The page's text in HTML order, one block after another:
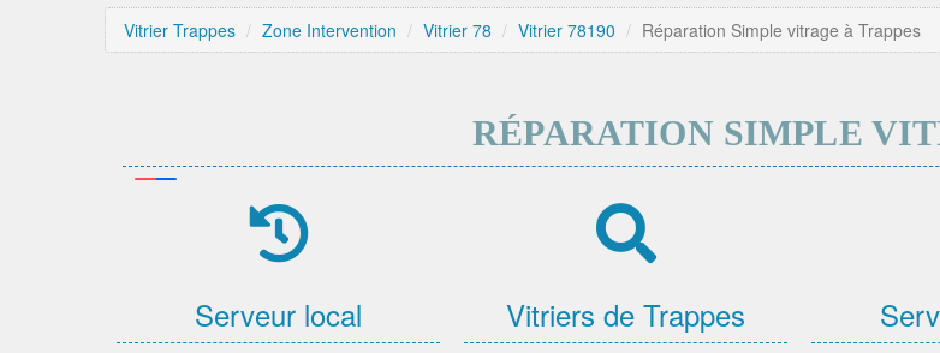
Vitrier Trappes Zone Intervention Vitrier 78 Vitrier 78190 Réparation Simple vitrage à Trappes
RÉPARATION SIMPLE
Serveur local Vitriers de Trappes